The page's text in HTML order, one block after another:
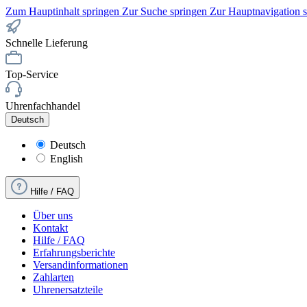
Zum Hauptinhalt springen Zur Suche springen Zur Hauptnavigation
Schnelle Lieferung
Top-Service
Uhrenfachhandel
Deutsch
Deutsch
English
Hilfe / FAQ
Über uns
Kontakt
Hilfe / FAQ
Erfahrungsberichte
Versandinformationen
Zahlarten
Uhrenersatzteile